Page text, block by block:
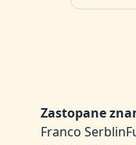
Zastopane
Franco Serblin